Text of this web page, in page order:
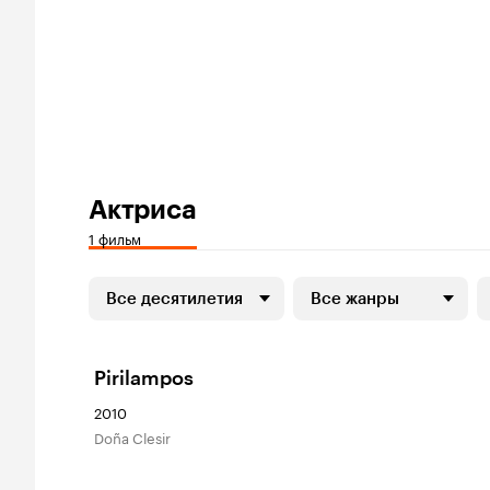
Актриса
1 фильм
Все десятилетия Все жанры
Pirilampos
2010
Doña Clesir